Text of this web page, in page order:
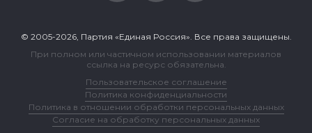
© 2005-2026, Партия «Единая Россия». Все права защищены.
При полном или частичном использовании материалов
ссылка на ресурс обязательна.
Пользовательское соглашение
Политика конфиденциальности
Политика в отношении обработки персональных данных
Согласие на обработку персональных данных